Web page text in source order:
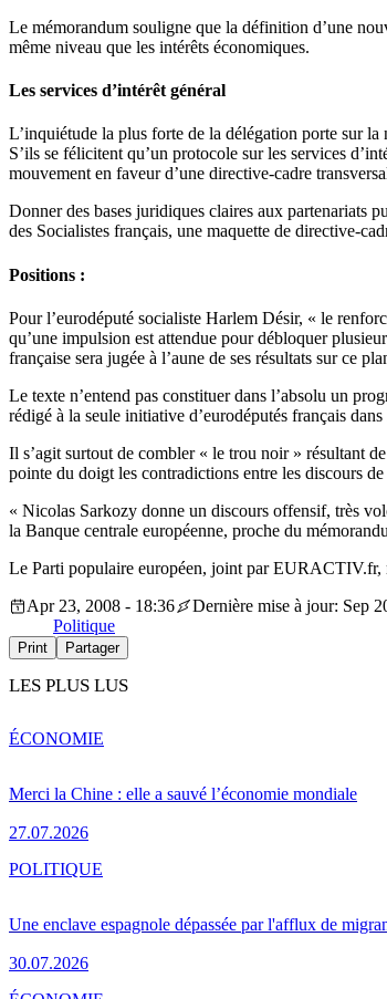
Le mémorandum souligne que la définition d’une
même niveau que les intérêts économiques.
Les services d’intérêt général
L’inquiétude la plus forte de la délégation porte sur
S’ils se félicitent qu’un protocole sur les services
mouvement en faveur d’une directive-cadre
Donner des bases juridiques claires aux partenariats
des Socialistes français, une maquette de directive-
Positions :
Pour l’eurodéputé socialiste Harlem Désir, « le
qu’une impulsion est attendue pour débloquer
française sera jugée à l’aune de ses résultats sur ce
Le texte n’entend pas constituer dans l’absolu un
rédigé à la seule initiative d’eurodéputés français
Il s’agit surtout de combler « le trou noir » résultant
pointe du doigt les contradictions entre les discours
« Nicolas Sarkozy donne un discours offensif, très
la Banque centrale européenne, proche du
Le Parti populaire européen, joint par EURACTIV.fr,
Apr 23, 2008 - 18:36
Dernière mise à jour: Sep
Politique
Print Partager
LES PLUS LUS
Merci la Chine : elle a sauvé l’économie mondiale
27.07.2026
ÉCONOMIE
Une enclave espagnole dépassée par l'afflux de
30.07.2026
POLITIQUE